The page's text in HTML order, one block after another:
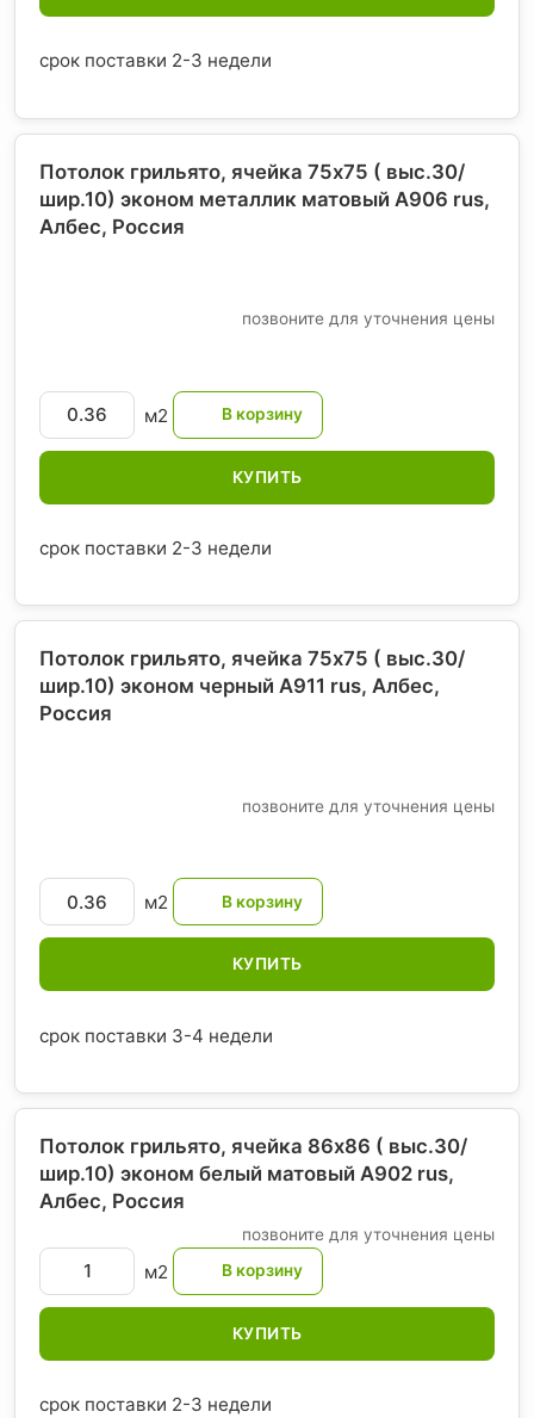
срок поставки 2-3 недели
Потолок грильято, ячейка 75х75 ( выс.30/
шир.10) эконом металлик матовый А906 rus,
Албес, Россия
позвоните для уточнения цены
м2
КУПИТЬ
срок поставки 2-3 недели
Потолок грильято, ячейка 75х75 ( выс.30/
шир.10) эконом черный А911 rus, Албес,
Россия
позвоните для уточнения цены
м2
КУПИТЬ
срок поставки 3-4 недели
Потолок грильято, ячейка 86х86 ( выс.30/
шир.10) эконом белый матовый А902 rus,
Албес, Россия
позвоните для уточнения цены
м2
КУПИТЬ
срок поставки 2-3 недели